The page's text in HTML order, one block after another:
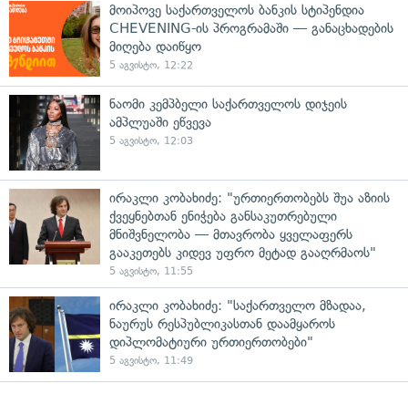
მოიპოვე საქართველოს ბანკის სტიპენდია
CHEVENING-ის პროგრამაში — განაცხადების
მიღება დაიწყო
5 აგვისტო, 12:22
ნაომი კემპბელი საქართველოს დიჯეის
ამპლუაში ეწვევა
5 აგვისტო, 12:03
ირაკლი კობახიძე: "ურთიერთობებს შუა აზიის
ქვეყნებთან ენიჭება განსაკუთრებული
მნიშვნელობა — მთავრობა ყველაფერს
გააკეთებს კიდევ უფრო მეტად გააღრმაოს"
5 აგვისტო, 11:55
ირაკლი კობახიძე: "საქართველო მზადაა,
ნაურუს რესპუბლიკასთან დაამყაროს
დიპლომატიური ურთიერთობები"
5 აგვისტო, 11:49